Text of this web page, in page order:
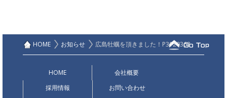
HOME お知らせ 広島牡蠣を頂きました！P3120363
HOME
会社概要
採用情報
お問い合わせ